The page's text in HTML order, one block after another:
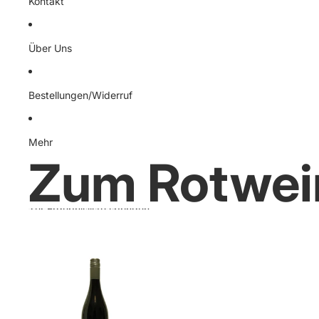
Über Uns
Bestellungen/Widerruf
Mehr
Zum
Zur Ergebnisliste springen